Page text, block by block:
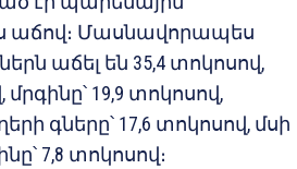
աճով։ Մասնավորապես
աճել են 35,4 տոկոսով,
19,9 տոկոսով,
գները՝ 17,6 տոկոսով, մսի
7,8 տոկոսով։